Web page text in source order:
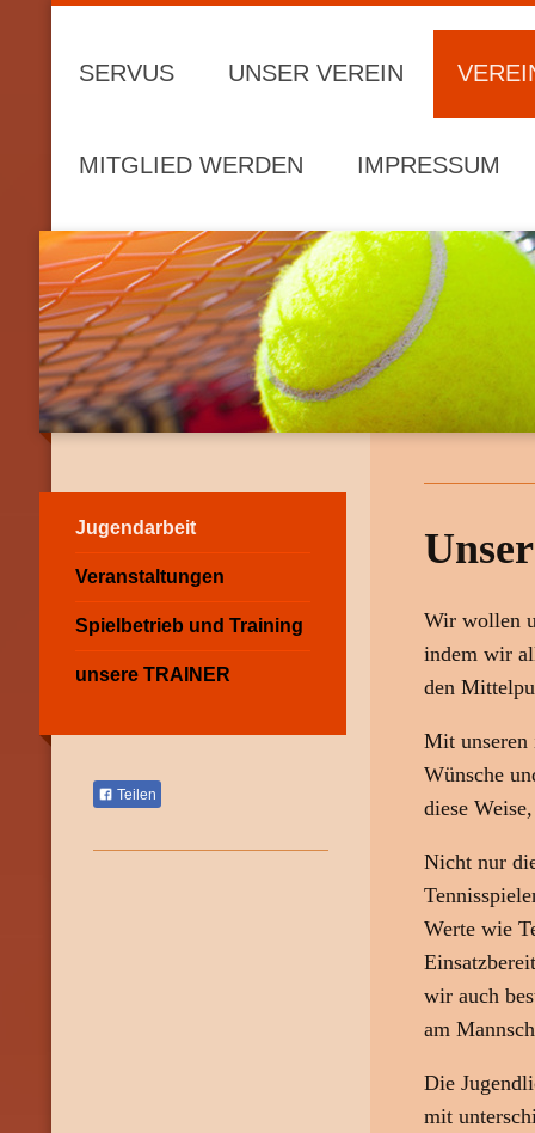
SERVUS UNSER VEREIN
MITGLIED WERDEN IMPRESSUM
Wir wollen
indem wir
den
Mit unseren
Wünsche
diese
Nicht nur
Werte wie
wir auch
am
Die
mit
Jugendarbeit
Veranstaltungen
Spielbetrieb und Training
unsere TRAINER
Teilen